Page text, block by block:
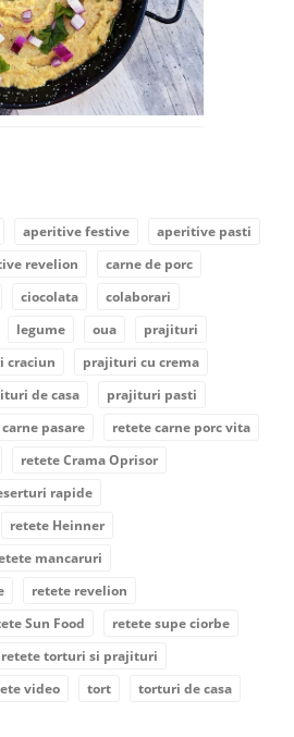
aperitive festive
aperitive pasti
revelion
carne de porc
ciocolata
colaborari
legume oua
prajituri
craciun
prajituri cu crema
de casa
prajituri pasti
pasare
retete carne porc vita
retete Crama Oprisor
rapide
retete Heinner
mancaruri
retete revelion
Sun Food
retete supe ciorbe
retete torturi si prajituri
video tort
torturi de casa